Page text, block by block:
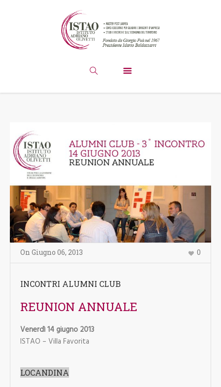
On Giugno 06, 2013 0
INCONTRI ALUMNI CLUB
REUNION ANNUALE
Venerdì 14 giugno 2013
ISTAO – Villa Favorita
LOCANDINA